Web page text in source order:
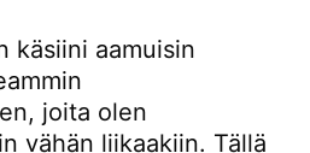
käsiini aamuisin
joita olen
vähän liikaakiin. Tällä